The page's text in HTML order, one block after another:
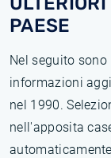
PAESE
Nel seguito
informazioni
nel 1990.
nell'apposita